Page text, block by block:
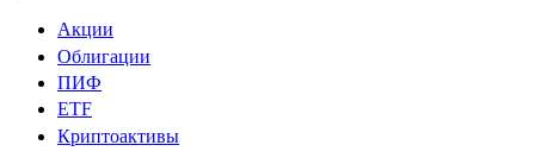
Акции
Облигации
ПИФ
ETF
Криптоактивы